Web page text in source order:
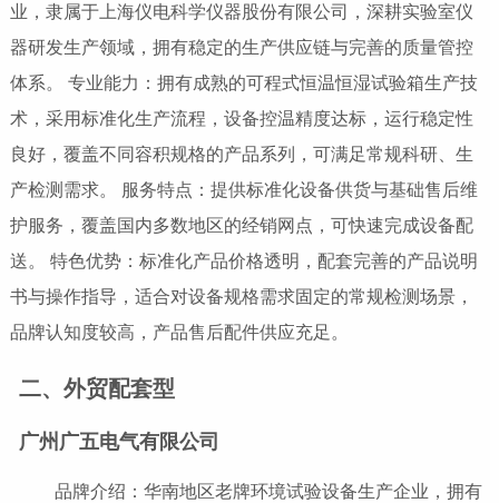
业，隶属于上海仪电科学仪器股份有限公司，深耕实验室仪
器研发生产领域，拥有稳定的生产供应链与完善的质量管控
体系。 专业能力：拥有成熟的可程式恒温恒湿试验箱生产技
术，采用标准化生产流程，设备控温精度达标，运行稳定性
良好，覆盖不同容积规格的产品系列，可满足常规科研、生
产检测需求。 服务特点：提供标准化设备供货与基础售后维
护服务，覆盖国内多数地区的经销网点，可快速完成设备配
送。 特色优势：标准化产品价格透明，配套完善的产品说明
书与操作指导，适合对设备规格需求固定的常规检测场景，
品牌认知度较高，产品售后配件供应充足。
二、外贸配套型
广州广五电气有限公司
品牌介绍：华南地区老牌环境试验设备生产企业，拥有